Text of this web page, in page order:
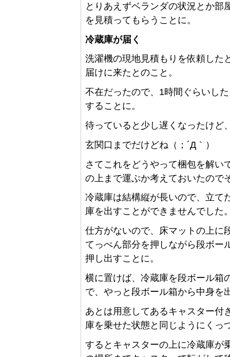
とりあえずベランダの状況とか部
を見積ってもらうことに。
冷蔵庫が届く
洗濯機の現地見積もりを依頼した
届けに来たとのこと。
不在だったので、1時間ぐらいし
することに。
待っていると少し遅くなったけど
玄関口までだけどね（；´Д｀）
さてこれをどうやって梱包を解い
の上まで運ぶか考えておいたので
冷蔵庫は結構縦が長いので、立て
庫を出すことができませんでした
仕方がないので、床マットの上に
てっぺん部分を押しながら段ボー
押し出すことに。
横に置けば、冷蔵庫を段ボール箱
で、やっと段ボール箱から中身を
あとは用意してあるキャスター付
庫を乗せた状態と同じようにくっ
するとキャスターの上に冷蔵庫が